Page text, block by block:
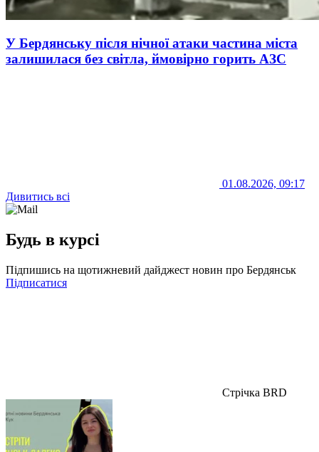
У Бердянську після нічної атаки частина міста
залишилася без світла, ймовірно горить АЗС
01.08.2026, 09:17
Дивитись всі
Будь в курсі
Підпишись на щотижневий дайджест новин про Бердянськ
Підписатися
Стрічка BRD